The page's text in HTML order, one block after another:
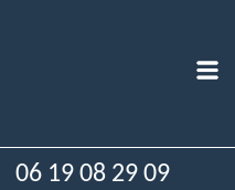
06 19 08 29 09